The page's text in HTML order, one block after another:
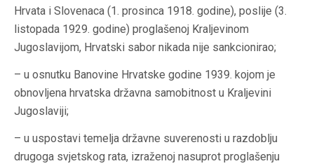
Hrvata i Slovenaca (1. prosinca 1918. godine), poslije (3.
listopada 1929. godine) proglašenoj Kraljevinom
Jugoslavijom, Hrvatski sabor nikada nije sankcionirao;
– u osnutku Banovine Hrvatske godine 1939. kojom je
obnovljena hrvatska državna samobitnost u Kraljevini
Jugoslaviji;
– u uspostavi temelja državne suverenosti u razdoblju
drugoga svjetskog rata, izraženoj nasuprot proglašenju